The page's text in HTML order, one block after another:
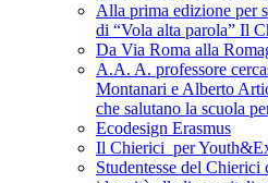
Alla prima edizione per
di “Vola alta parola” Il
Da Via Roma alla
A.A. A. professore
Montanari e Alberto
che salutano la scuola
Ecodesign Erasmus
Il Chierici per
Studentesse del Chierici